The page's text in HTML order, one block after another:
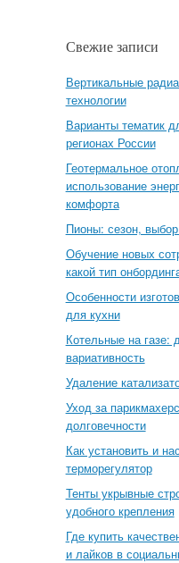
Свежие записи
Вертикальные
технологии
Варианты тематик
регионах России
Геотермальное
использование
комфорта
Пионы: сезон,
Обучение новых
какой тип
Особенности
для кухни
Котельные на газе:
вариативность
Удаление
Уход за
долговечности
Как установить и
терморегулятор
Тенты укрывные
удобного крепления
Где купить
и лайков в